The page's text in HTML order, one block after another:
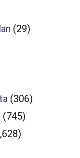
(29)
(306)
(745)